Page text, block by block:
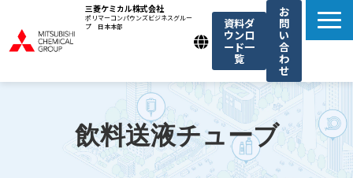
三菱ケミカル株式会社
ポリマーコンパウンズビジネスグルー
プ 日本本部
資料ダ
ウンロ
ード一
覧
お
問
い
合
わ
せ
製品一覧
我々の強み
用途例一覧
飲料送液チューブ